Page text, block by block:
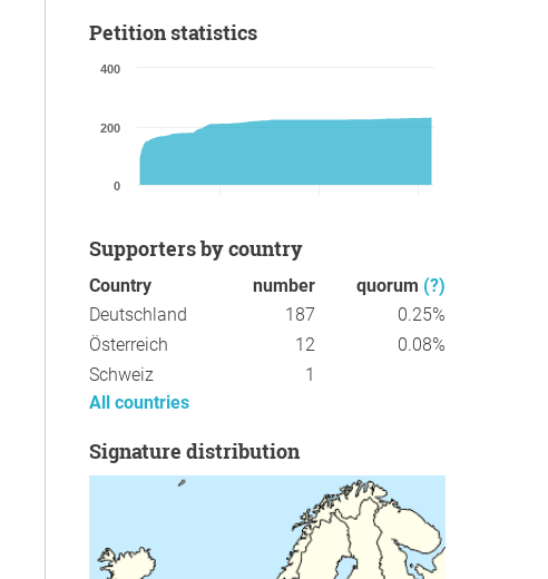
Petition statistics
0
200
400
Supporters by country
Country number quorum (?)
Deutschland
187
0.25%
Österreich
12
0.08%
Schweiz
1
All countries
Signature distribution